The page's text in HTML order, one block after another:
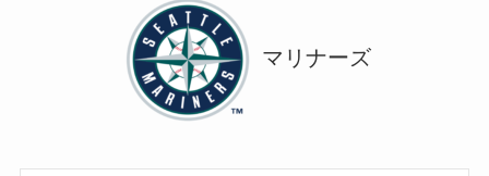
マリナーズ